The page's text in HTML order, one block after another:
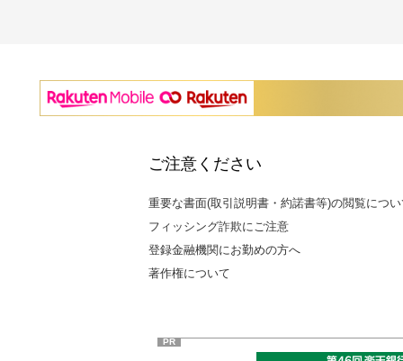
ご注意ください
重要な書面(取引説明書・約諾書等)の閲覧につ
フィッシング詐欺にご注意
登録金融機関にお勤めの方へ
著作権について
PR